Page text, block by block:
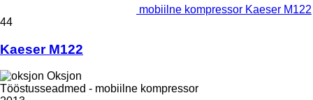
mobiilne kompressor Kaeser M122
44
Kaeser M122
Oksjon
Tööstusseadmed - mobiilne kompressor